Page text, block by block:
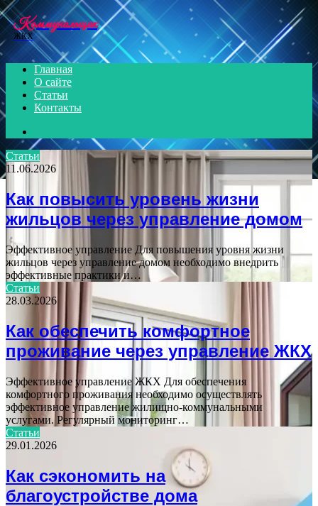
Menu
Коммунальщик
ЖКХ
Главная
О сайте
Статьи
Контакты
for
Статьи
11.06.2026
Как повысить уровень жизни
жильцов через управление домом
Эффективное управление Для повышения уровня жизни
жильцов через управление домом необходимо внедрить
эффективные практики и…
Статьи
28.03.2026
Как обеспечить комфортное
проживание через управление ЖКХ
Эффективное управление ЖКХ Для обеспечения
комфортного проживания необходимо осуществлять
эффективное управление жилищно-коммунальными
услугами. Регулярный мониторинг…
Статьи
29.01.2026
Как сэкономить на
благоустройстве дома